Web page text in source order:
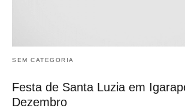
SEM CATEGORIA
Festa de Santa Luzia em
Dezembro